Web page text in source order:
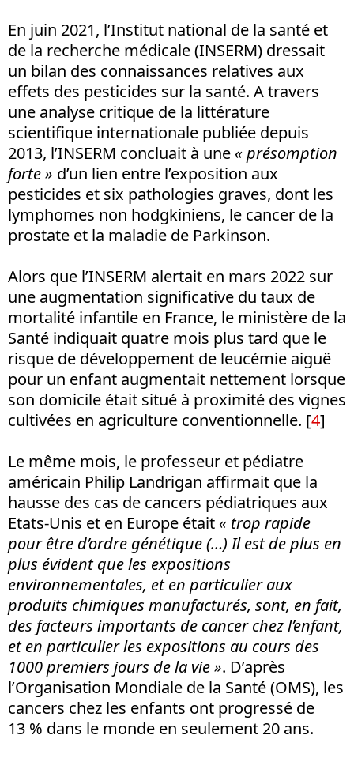
En juin 2021, l’Institut national de la santé et
de la recherche médicale (INSERM) dressait
un bilan des connaissances relatives aux
effets des pesticides sur la santé. A travers
une analyse critique de la littérature
scientifique internationale publiée depuis
2013, l’INSERM concluait à une « présomption
forte » d’un lien entre l’exposition aux
pesticides et six pathologies graves, dont les
lymphomes non hodgkiniens, le cancer de la
prostate et la maladie de Parkinson.
Alors que l’INSERM alertait en mars 2022 sur
une augmentation significative du taux de
mortalité infantile en France, le ministère de la
Santé indiquait quatre mois plus tard que le
risque de développement de leucémie aiguë
pour un enfant augmentait nettement lorsque
son domicile était situé à proximité des vignes
cultivées en agriculture conventionnelle. [4]
Le même mois, le professeur et pédiatre
américain Philip Landrigan affirmait que la
hausse des cas de cancers pédiatriques aux
Etats-Unis et en Europe était « trop rapide
pour être d’ordre génétique (…) Il est de plus en
plus évident que les expositions
environnementales, et en particulier aux
produits chimiques manufacturés, sont, en fait,
des facteurs importants de cancer chez l’enfant,
et en particulier les expositions au cours des
1000 premiers jours de la vie ». D’après
l’Organisation Mondiale de la Santé (OMS), les
cancers chez les enfants ont progressé de
13 % dans le monde en seulement 20 ans.